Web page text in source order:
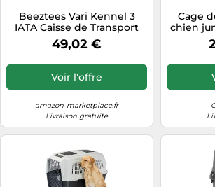
Beeztees Vari Kennel 3
IATA Caisse de Transport
pour Chien de 13,5-22,5 kg
Crème
49,02 €
Voir l'offre
amazon-marketplace.fr
Livraison gratuite
Cage
chien
Gateway